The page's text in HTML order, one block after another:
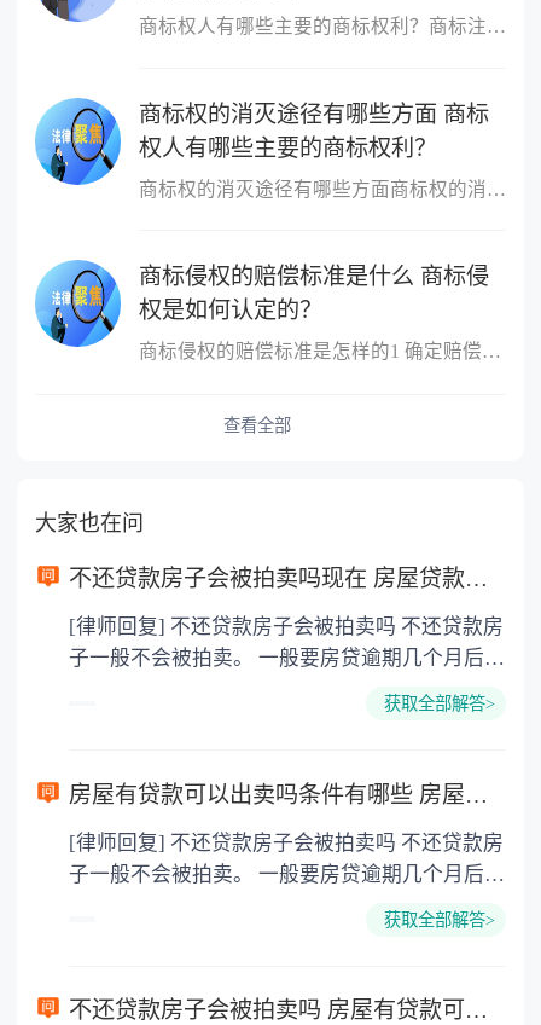
商标权人有哪些主要的商标权利？商标注册人的权利主要是指对注册商...
商标权的消灭途径有哪些方面 商标
权人有哪些主要的商标权利？
商标权的消灭途径有哪些方面商标权的消灭或丧失是商标权依据一定的...
商标侵权的赔偿标准是什么 商标侵
权是如何认定的？
商标侵权的赔偿标准是怎样的1 确定赔偿数额的标准（1）侵犯商标专...
查看全部
大家也在问
不还贷款房子会被拍卖吗现在 房屋贷款还不起的诉讼时效是多长时间？
[律师回复] 不还贷款房子会被拍卖吗 不还贷款房
子一般不会被拍卖。 一般要房贷逾期几个月后银
行才会拍卖房子，具体多久依照银行规定。房子
低，被银行拍卖房子是比较亏的，如果还不起贷
贷款的房子经抵押权人同意能卖，但由于银行尚
未完全收回贷款及贷款利息，抵押人将抵押物转
让势必影响银行实现债权，所以一般要求抵押人
间，抵押人可以转让抵押财产。当事人另有约定
获取全部解答>
房屋有贷款可以出卖吗条件有哪些 房屋贷款还不起的诉讼时效是多久？
[律师回复] 不还贷款房子会被拍卖吗 不还贷款房
子一般不会被拍卖。 一般要房贷逾期几个月后银
行才会拍卖房子，具体多久依照银行规定。房子
低，被银行拍卖房子是比较亏的，如果还不起贷
获取全部解答>
不还贷款房子会被拍卖吗 房屋有贷款可以出卖吗？